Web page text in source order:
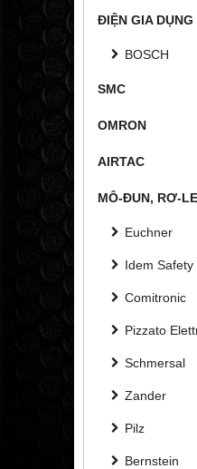
ĐIỆN GIA DỤNG
BOSCH
SMC
OMRON
AIRTAC
MÔ-ĐUN, RƠ-
Euchner
Idem Safety
Comitronic
Pizzato
Schmersal
Zander
Pilz
Bernstein